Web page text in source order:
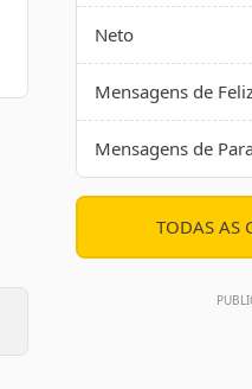
Neto
Mensagens de
Mensagens de
TODAS AS